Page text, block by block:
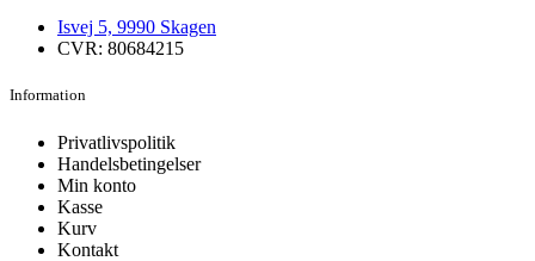
Isvej 5, 9990 Skagen
CVR: 80684215
Information
Privatlivspolitik
Handelsbetingelser
Min konto
Kasse
Kurv
Kontakt